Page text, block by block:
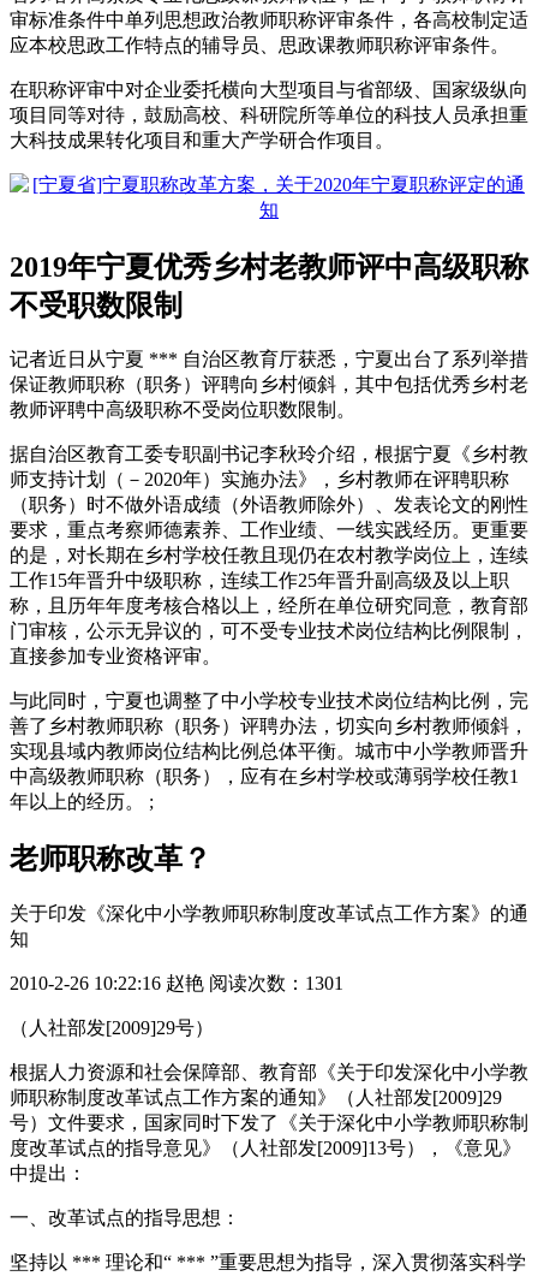
审标准条件中单列思想政治教师职称评审条件，各高校制定适
应本校思政工作特点的辅导员、思政课教师职称评审条件。
在职称评审中对企业委托横向大型项目与省部级、国家级纵向
项目同等对待，鼓励高校、科研院所等单位的科技人员承担重
大科技成果转化项目和重大产学研合作项目。
2019年宁夏优秀乡村老教师评中高级职称
不受职数限制
记者近日从宁夏 *** 自治区教育厅获悉，宁夏出台了系列举措
保证教师职称（职务）评聘向乡村倾斜，其中包括优秀乡村老
教师评聘中高级职称不受岗位职数限制。
据自治区教育工委专职副书记李秋玲介绍，根据宁夏《乡村教
师支持计划（－2020年）实施办法》，乡村教师在评聘职称
（职务）时不做外语成绩（外语教师除外）、发表论文的刚性
要求，重点考察师德素养、工作业绩、一线实践经历。更重要
的是，对长期在乡村学校任教且现仍在农村教学岗位上，连续
工作15年晋升中级职称，连续工作25年晋升副高级及以上职
称，且历年年度考核合格以上，经所在单位研究同意，教育部
门审核，公示无异议的，可不受专业技术岗位结构比例限制，
直接参加专业资格评审。
与此同时，宁夏也调整了中小学校专业技术岗位结构比例，完
善了乡村教师职称（职务）评聘办法，切实向乡村教师倾斜，
实现县域内教师岗位结构比例总体平衡。城市中小学教师晋升
中高级教师职称（职务），应有在乡村学校或薄弱学校任教1
年以上的经历。 ;
老师职称改革？
关于印发《深化中小学教师职称制度改革试点工作方案》的通
知
2010-2-26 10:22:16 赵艳 阅读次数：1301
（人社部发[2009]29号）
根据人力资源和社会保障部、教育部《关于印发深化中小学教
师职称制度改革试点工作方案的通知》（人社部发[2009]29
号）文件要求，国家同时下发了《关于深化中小学教师职称制
度改革试点的指导意见》（人社部发[2009]13号），《意见》
中提出：
一、改革试点的指导思想：
坚持以 *** 理论和“ *** ”重要思想为指导，深入贯彻落实科学